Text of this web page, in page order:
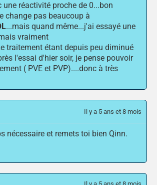
une réactivité proche de 0...bon
change pas beaucoup à
...mais quand même...j'ai essayé une
vraiment
traitement étant depuis peu diminué
l'essai d'hier soir, je pense pouvoir
( PVE et PVP)....donc à très
Il y a 5 ans et 8 mois
nécessaire et remets toi bien Qinn.